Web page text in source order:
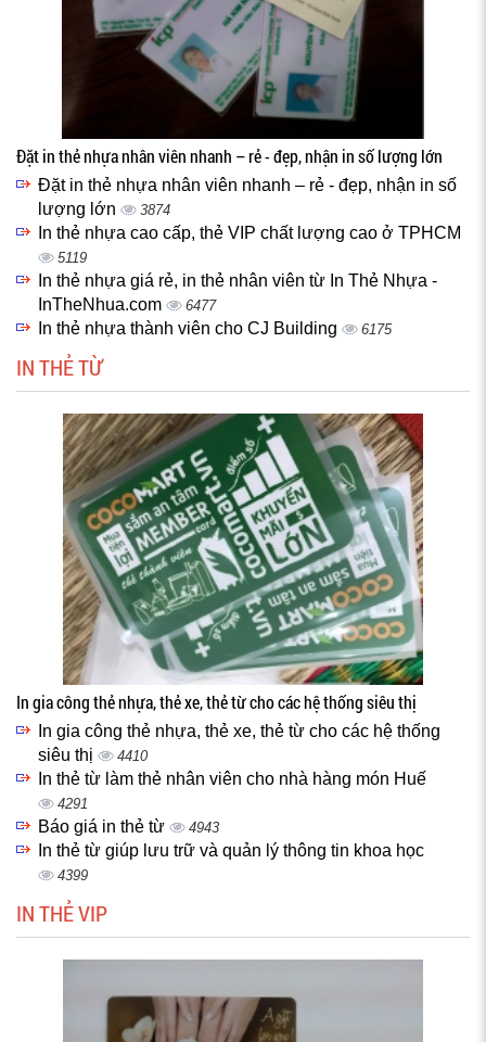
Đặt in thẻ nhựa nhân viên nhanh – rẻ - đẹp, nhận in số lượng lớn
Đặt in thẻ nhựa nhân viên nhanh – rẻ - đẹp, nhận in số
lượng lớn
3874
In thẻ nhựa cao cấp, thẻ VIP chất lượng cao ở TPHCM
5119
In thẻ nhựa giá rẻ, in thẻ nhân viên từ In Thẻ Nhựa -
InTheNhua.com
6477
In thẻ nhựa thành viên cho CJ Building 6175
IN THẺ TỪ
In gia công thẻ nhựa, thẻ xe, thẻ từ cho các hệ thống siêu thị
In gia công thẻ nhựa, thẻ xe, thẻ từ cho các hệ thống
siêu thị
4410
In thẻ từ làm thẻ nhân viên cho nhà hàng món Huế
4291
Báo giá in thẻ từ 4943
In thẻ từ giúp lưu trữ và quản lý thông tin khoa học
4399
IN THẺ VIP